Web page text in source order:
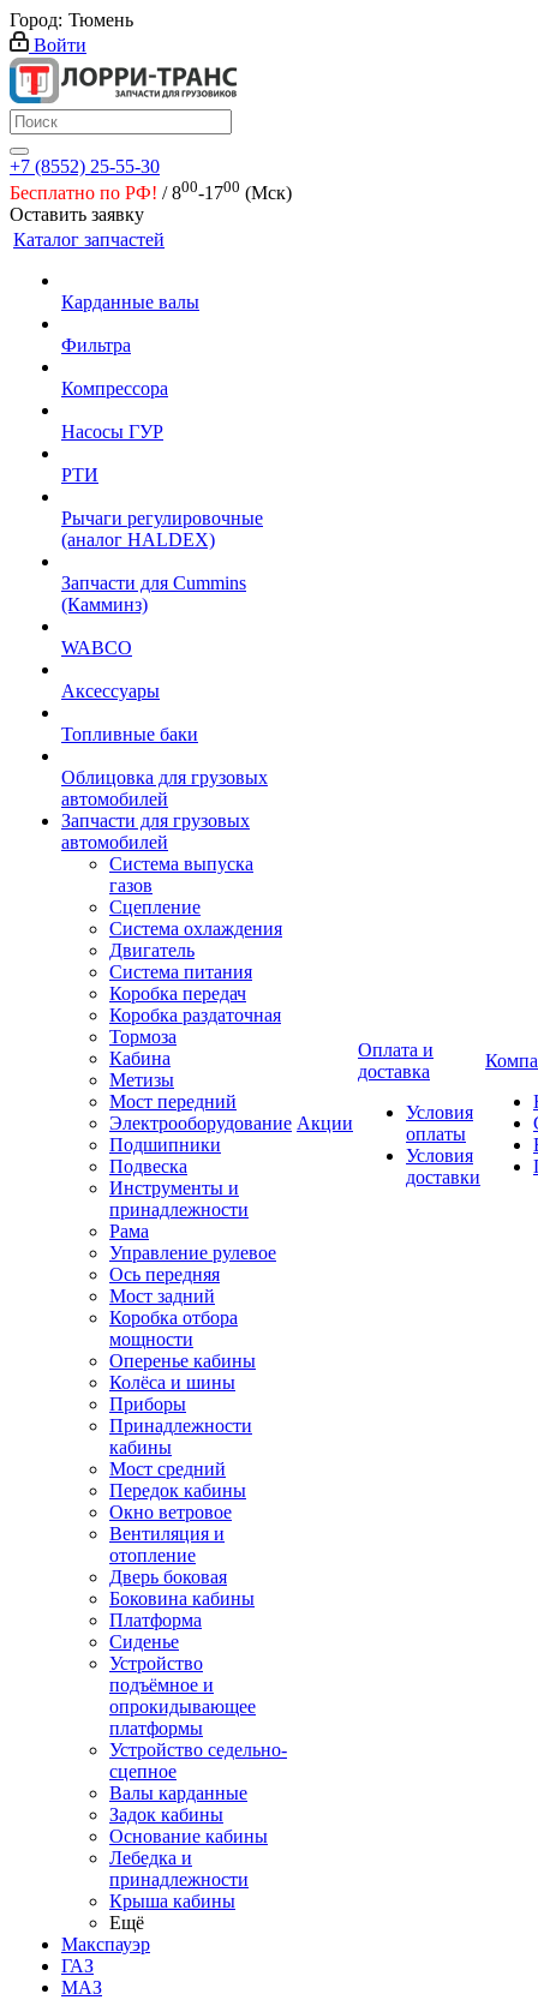
Город: Тюмень
Войти
+7 (8552) 25-55-30
Бесплатно по РФ! / 800-1700 (Мск)
Оставить заявку
Каталог запчастей
Карданные валы
Фильтра
Компрессора
Насосы ГУР
РТИ
Рычаги регулировочные
(аналог HALDEX)
Запчасти для Cummins
(Камминз)
WABCO
Аксессуары
Топливные баки
Облицовка для грузовых
автомобилей
Запчасти для грузовых
автомобилей
Система выпуска
газов
Сцепление
Система охлаждения
Двигатель
Система питания
Коробка передач
Коробка раздаточная
Тормоза
Кабина
Метизы
Мост передний
Электрооборудование
Подшипники
Подвеска
Инструменты и
принадлежности
Рама
Управление рулевое
Ось передняя
Мост задний
Коробка отбора
мощности
Оперенье кабины
Колёса и шины
Приборы
Принадлежности
кабины
Мост средний
Передок кабины
Окно ветровое
Вентиляция и
отопление
Дверь боковая
Боковина кабины
Платформа
Сиденье
Устройство
подъёмное и
опрокидывающее
платформы
Устройство седельно-
сцепное
Валы карданные
Задок кабины
Основание кабины
Лебедка и
принадлежности
Крыша кабины
Ещё
Макспауэр
ГАЗ
МАЗ
Акции
Оплата и
доставка
Условия
оплаты
Условия
доставки